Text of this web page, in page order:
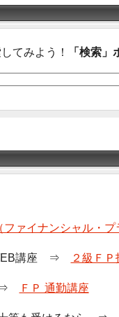
てみよう！ 「検索
ファイナンシャル・
講座 ⇒ ２級ＦＰ
⇒ ＦＰ 通勤講座